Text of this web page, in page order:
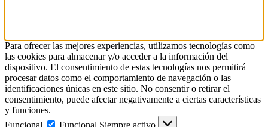
Para ofrecer las mejores experiencias, utilizamos tecnologías como
las cookies para almacenar y/o acceder a la información del
dispositivo. El consentimiento de estas tecnologías nos permitirá
procesar datos como el comportamiento de navegación o las
identificaciones únicas en este sitio. No consentir o retirar el
consentimiento, puede afectar negativamente a ciertas características
y funciones.